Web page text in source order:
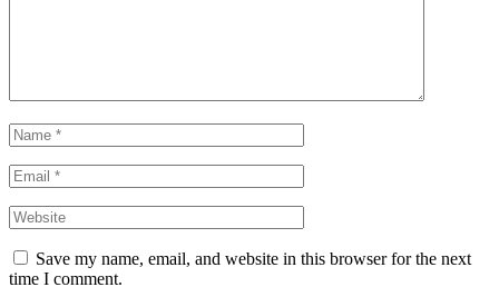
Save my name, email, and website in this browser for the next
time I comment.